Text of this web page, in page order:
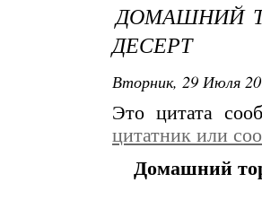
ДОМАШНИЙ
ДЕСЕРТ
Вторник, 29 Июля
Это цитата
цитатник или
Домашний